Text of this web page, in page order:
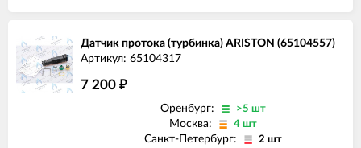
Датчик протока (турбинка) ARISTON (65104557)
Артикул: 65104317
7 200 ₽
Оренбург: >5 шт
Москва: 4 шт
Санкт-Петербург: 2 шт